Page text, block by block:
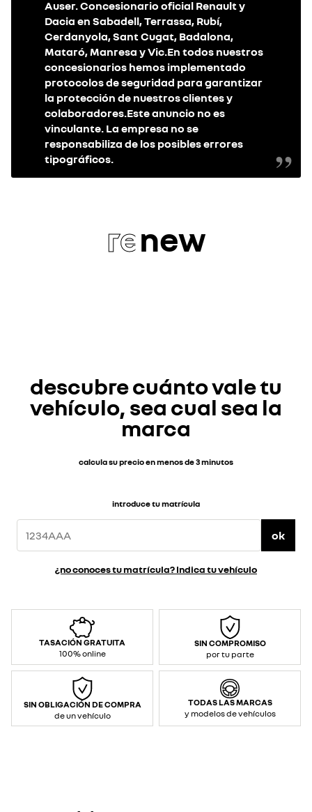
Auser. Concesionario oficial Renault y
Dacia en Sabadell, Terrassa, Rubí,
Cerdanyola, Sant Cugat, Badalona,
Mataró, Manresa y Vic.En todos nuestros
concesionarios hemos implementado
protocolos de seguridad para garantizar
la protección de nuestros clientes y
colaboradores.Este anuncio no es
vinculante. La empresa no se
responsabiliza de los posibles errores
tipográficos.
renew
descubre cuánto vale tu
vehículo, sea cual sea la
marca
calcula su precio en menos de 3 minutos
introduce tu matrícula
ok
¿no conoces tu matrícula? Indica tu vehículo
TASACIÓN GRATUITA
100% online
SIN COMPROMISO
por tu parte
SIN OBLIGACIÓN DE COMPRA
de un vehículo
TODAS LAS MARCAS
y modelos de vehículos